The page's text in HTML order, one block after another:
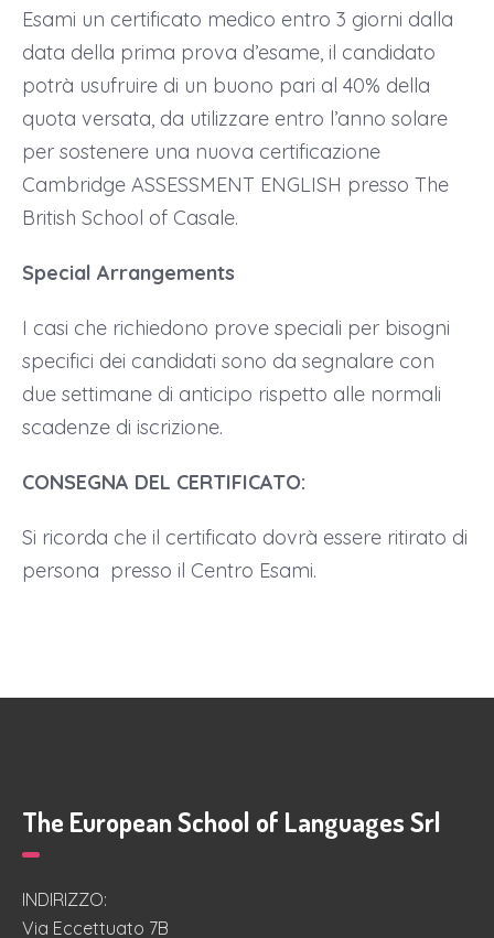
Esami un certificato medico entro 3 giorni dalla
data della prima prova d’esame, il candidato
potrà usufruire di un buono pari al 40% della
quota versata, da utilizzare entro l’anno solare
per sostenere una nuova certificazione
Cambridge ASSESSMENT ENGLISH presso The
British School of Casale.
Special Arrangements
I casi che richiedono prove speciali per bisogni
specifici dei candidati sono da segnalare con
due settimane di anticipo rispetto alle normali
scadenze di iscrizione.
CONSEGNA DEL CERTIFICATO:
Si ricorda che il certificato dovrà essere ritirato di
persona presso il Centro Esami.
The European School of Languages Srl
INDIRIZZO:
Via Eccettuato 7B